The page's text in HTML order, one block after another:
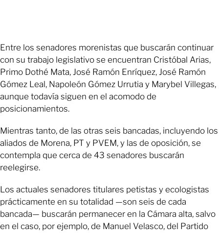
Entre los senadores morenistas que buscarán continuar
con su trabajo legislativo se encuentran Cristóbal Arias,
Primo Dothé Mata, José Ramón Enríquez, José Ramón
Gómez Leal, Napoleón Gómez Urrutia y Marybel Villegas,
aunque todavía siguen en el acomodo de
posicionamientos.
Mientras tanto, de las otras seis bancadas, incluyendo los
aliados de Morena, PT y PVEM, y las de oposición, se
contempla que cerca de 43 senadores buscarán
reelegirse.
Los actuales senadores titulares petistas y ecologistas
prácticamente en su totalidad —son seis de cada
bancada— buscarán permanecer en la Cámara alta, salvo
en el caso, por ejemplo, de Manuel Velasco, del Partido